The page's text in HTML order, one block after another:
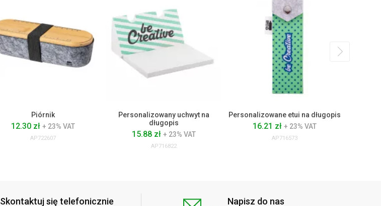
Piórnik
12.30 zł + 23% VAT
AP722607
Personalizowany uchwyt na
długopis
15.88 zł + 23% VAT
AP716822
Personalizowane etui na długopis
16.21 zł + 23% VAT
AP716573
Skontaktuj się telefonicznie Napisz do nas